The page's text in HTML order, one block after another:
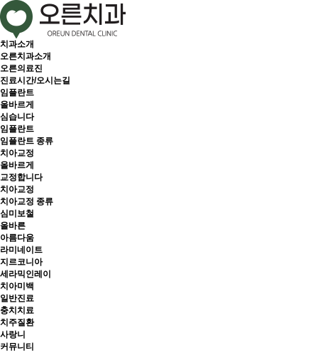
치과소개
오른치과소개
오른의료진
진료시간/오시는길
임플란트
올바르게
심습니다
임플란트
임플란트 종류
치아교정
올바르게
교정합니다
치아교정
치아교정 종류
심미보철
올바른
아름다움
라미네이트
지르코니아
세라믹인레이
치아미백
일반진료
충치치료
치주질환
사랑니
커뮤니티